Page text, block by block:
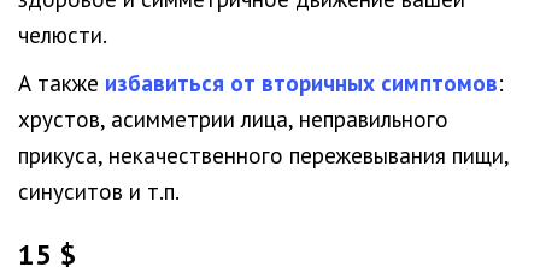
челюсти.
А также избавиться от вторичных симптомов:
хрустов, асимметрии лица, неправильного
прикуса, некачественного пережевывания пищи,
синуситов и т.п.
15 $